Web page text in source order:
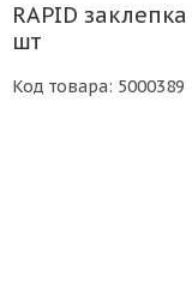
RAPID
шт
Код товара: 5000389